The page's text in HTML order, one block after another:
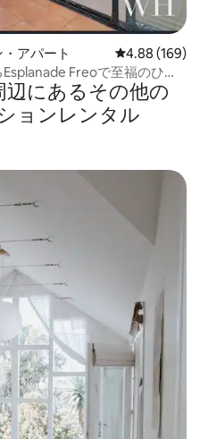
アパート レビュー169
4.88 (169)
Freoで至福のひと
に⁠あ⁠るそ⁠の⁠他⁠の
ョ⁠ン⁠レ⁠ン⁠タ⁠ル